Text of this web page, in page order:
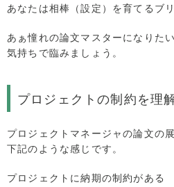
あなたは相棒（設定）を育てるブ
あぁ憧れの論文マスターになりた
気持ちで臨みましょう。
プロジェクトの制約を理
プロジェクトマネージャの論文の
下記のような感じです。
プロジェクトに納期の制約がある